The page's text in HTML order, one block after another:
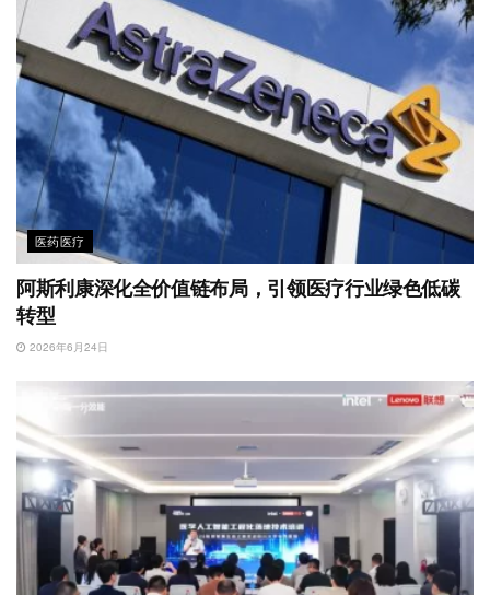
医药医疗
阿斯利康深化全价值链布局，引领医疗行业绿色低碳
转型
2026年6月24日